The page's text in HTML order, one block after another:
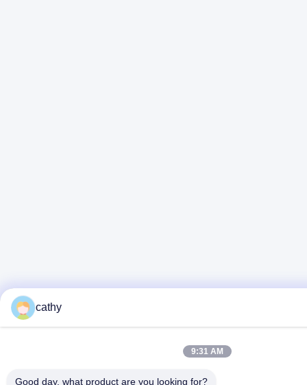
cathy
9:31 AM
Good day, what product are you looking for?